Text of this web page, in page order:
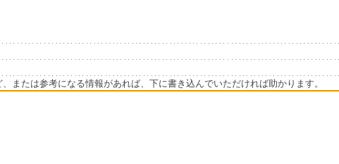
または参考になる情報があれば、下に書き込んでいただければ助かります。